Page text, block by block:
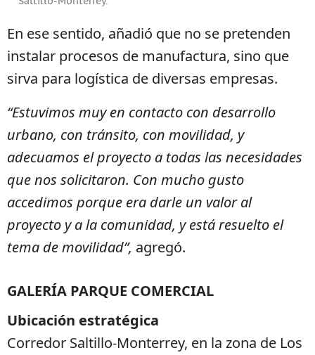
En ese sentido, añadió que no se pretenden
instalar procesos de manufactura, sino que
sirva para logística de diversas empresas.
“Estuvimos muy en contacto con desarrollo
urbano, con tránsito, con movilidad, y
adecuamos el proyecto a todas las necesidades
que nos solicitaron. Con mucho gusto
accedimos porque era darle un valor al
proyecto y a la comunidad, y está resuelto el
tema de movilidad”, agregó.
GALERÍA PARQUE COMERCIAL
Ubicación estratégica
Corredor Saltillo-Monterrey, en la zona de Los